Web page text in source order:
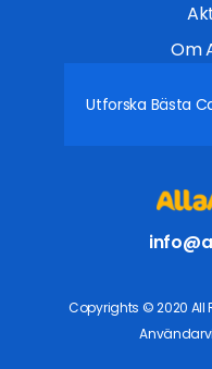
Om
Utforska Bästa
Copyrights © 2020 All